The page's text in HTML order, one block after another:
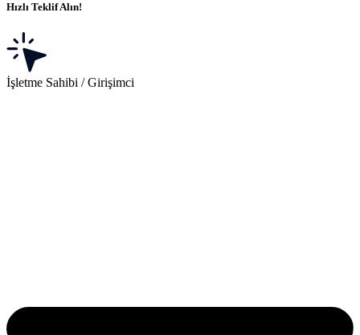
Hızlı Teklif Alın!
İşletme Sahibi / Girişimci